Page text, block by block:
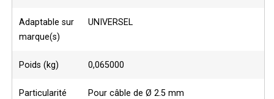
Adaptable sur
marque(s)
UNIVERSEL
Poids (kg) 0,065000
Particularité Pour câble de Ø 2.5 mm